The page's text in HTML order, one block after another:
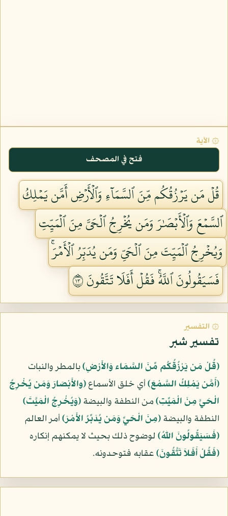
۞ الآية
فتح في المصحف
قُلۡ مَن يَرۡزُقُكُم مِّنَ ٱلسَّمَآءِ وَٱلۡأَرۡضِ أَمَّن يَمۡلِكُ
ٱلسَّمۡعَ وَٱلۡأَبۡصَٰرَ وَمَن يُخۡرِجُ ٱلۡحَيَّ مِنَ ٱلۡمَيِّتِ
وَيُخۡرِجُ ٱلۡمَيِّتَ مِنَ ٱلۡحَيِّ وَمَن يُدَبِّرُ ٱلۡأَمۡرَۚ
فَسَيَقُولُونَ ٱللَّهُۚ فَقُلۡ أَفَلَا تَتَّقُونَ ٣١
۞ التفسير
تفسير شبر
﴿قُلْ مَن يَرْزُقُكُم مِّنَ السَّمَاء وَالأَرْضِ﴾بالمطر والنبات
﴿أَمَّن يَمْلِكُ السَّمْعَ﴾أي خلق الأسماع﴿والأَبْصَارَ وَمَن يُخْرِجُ
الْحَيَّ مِنَ الْمَيِّتِ﴾من النطفة والبيضة﴿وَيُخْرِجُ الْمَيَّتَ﴾
النطفة والبيضة﴿مِنَ الْحَيِّ وَمَن يُدَبِّرُ الأَمْرَ﴾أمر العالم
﴿فَسَيَقُولُونَ اللّهُ﴾لوضوح ذلك بحيث لا يمكنهم إنكاره
﴿فَقُلْ أَفَلاَ تَتَّقُونَ﴾عقابه فتوحدونه.